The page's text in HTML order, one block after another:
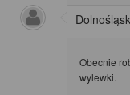
Obecnie
wylewki.